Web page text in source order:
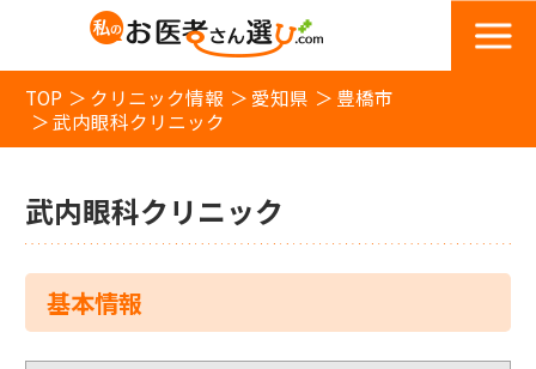
TOP クリニック情報 愛知県
豊橋市
武内眼科クリニック
武内眼科クリニック
基本情報